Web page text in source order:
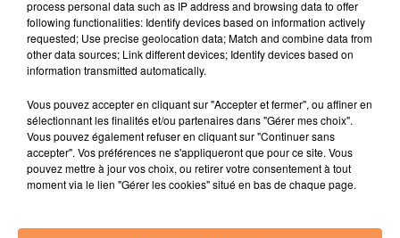
TITRES DIFFUSÉS
18h27
18h27 18h24
18h24 18h20
18h20
process personal data such as IP address and browsing data to offer
following functionalities: Identify devices based on information actively
requested; Use precise geolocation data; Match and combine data from
other data sources; Link different devices; Identify devices based on
information transmitted automatically.
Vous pouvez accepter en cliquant sur "Accepter et fermer", ou affiner en
sélectionnant les finalités et/ou partenaires dans "Gérer mes choix".
Vous pouvez également refuser en cliquant sur "Continuer sans
accepter". Vos préférences ne s'appliqueront que pour ce site. Vous
pouvez mettre à jour vos choix, ou retirer votre consentement à tout
moment via le lien "Gérer les cookies" situé en bas de chaque page.